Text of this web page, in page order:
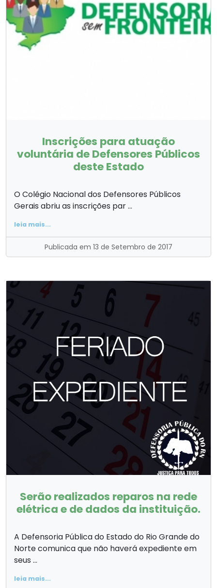
Inscrições para atuação
voluntária de Defensores Públicos
deste Estado
O Colégio Nacional dos Defensores Públicos
Gerais abriu as inscrições par ...
leia mais...
Publicada em 13 de Setembro de 2017
Serão realizados reparos na rede
elétrica e de dados da instituição.
A Defensoria Pública do Estado do Rio Grande do
Norte comunica que não haverá expediente em
seus ...
leia mais...